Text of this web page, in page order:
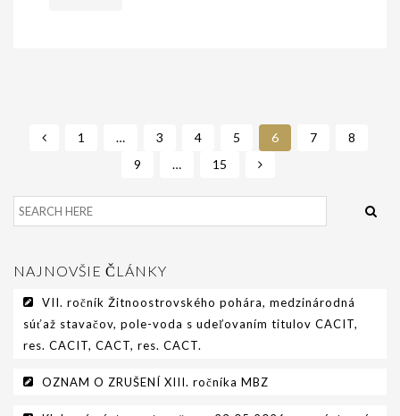
1 … 3 4 5 6 7
8
9
… 15
NAJNOVŠIE ČLÁNKY
VII. ročník Žitnoostrovského pohára, medzinárodná
súťaž stavačov, pole-voda s udeľovaním titulov CACIT,
res. CACIT, CACT, res. CACT.
OZNAM O ZRUŠENÍ XIII. ročníka MBZ